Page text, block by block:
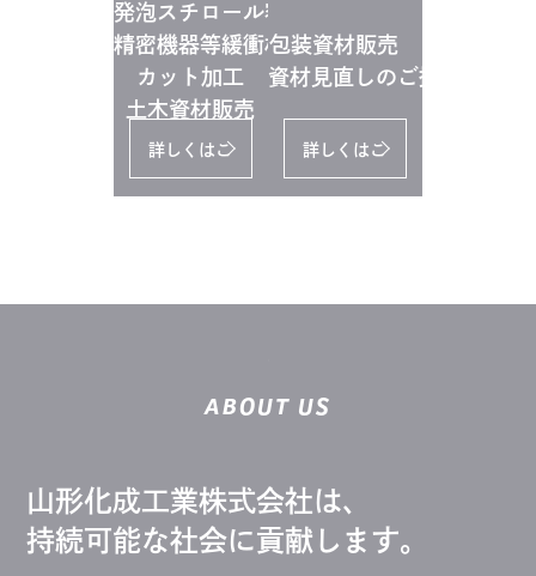
発泡スチロール容器
精密機器等緩衝材
カット加工
土木資材販売
詳しくはこ
包装資材販売
資材見直しのご提案
詳しくはこ
ABOUT US
山形化成工業株式会社は、
持続可能な社会に貢献します。